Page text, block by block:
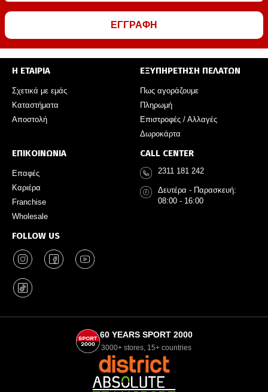
ΕΓΓΡΑΦΗ
Η ΕΤΑΙΡΙΑ
Σχετικά με εμάς
Καταστήματα
Αποστολή
ΕΞΥΠΗΡΕΤΗΣΗ ΠΕΛΑΤΩΝ
Πως αγοράζουμε
Πληρωμή
Επιστροφές / Αλλαγές
Δωροκάρτα
ΕΠΙΚΟΙΝΩΝΙΑ
Επαφές
Καριέρα
Franchise
Wholesale
FOLLOW US
CALL CENTER
2311 181 242
Δευτέρα - Παρασκευή:
08:00 - 16:00
60 YEARS SPORT 2000
3000+ stores, 15+ countries